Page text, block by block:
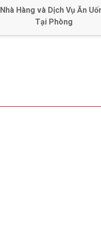
Nhà Hàng và Dịch Vụ Ăn
Tại Phòng